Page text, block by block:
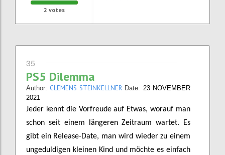
2 votes
35
PS5 Dilemma
Author: CLEMENS STEINKELLNER Date: 23 NOVEMBER
2021
Jeder kennt die Vorfreude auf Etwas, worauf man
schon seit einem längeren Zeitraum wartet. Es
gibt ein Release-Date, man wird wieder zu einem
ungeduldigen kleinen Kind und möchte es einfach